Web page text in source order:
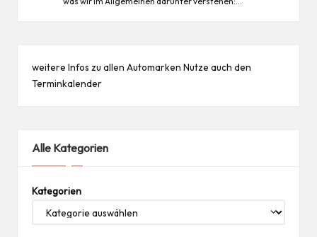
weitere Infos zu allen Automarken Nutze auch den
Terminkalender
Alle Kategorien
Kategorien